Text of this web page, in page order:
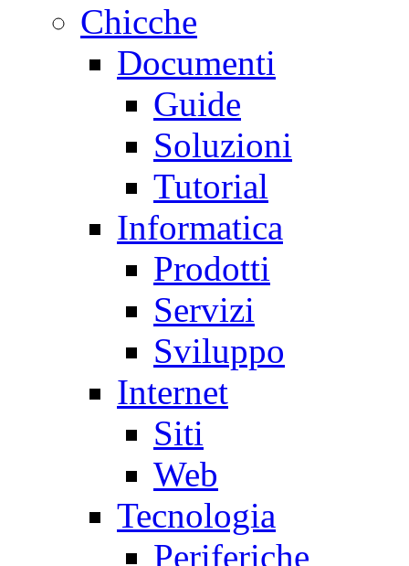
Chicche
Documenti
Guide
Soluzioni
Tutorial
Informatica
Prodotti
Servizi
Sviluppo
Internet
Siti
Web
Tecnologia
Periferiche